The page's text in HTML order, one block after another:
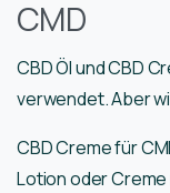
CMD
CBD Öl und CBD
verwendet. Aber
CBD Creme für
Lotion oder Creme